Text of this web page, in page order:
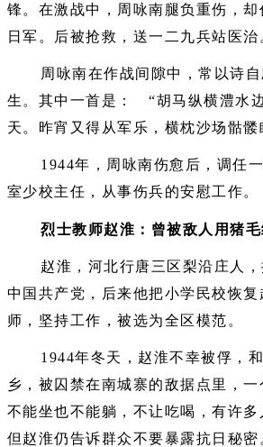
锋。在激战中，周咏南腿负重伤，
日军。后被抢救，送一二九兵站医治
周咏南在作战间隙中，常以诗
生。其中一首是： “胡马纵横澧水
天。昨宵又得从军乐，横枕沙场骷髅
1944年，周咏南伤愈后，调任
室少校主任，从事伤兵的安慰工作。
烈士教师赵淮：曾被敌人用猪
赵淮，河北行唐三区梨沿庄人
中国共产党，后来他把小学民校恢复
师，坚持工作，被选为全区模范。
1944年冬天，赵淮不幸被俘，
乡，被囚禁在南城寨的敌据点里，一
不能坐也不能躺，不让吃喝，有许多
但赵淮仍告诉群众不要暴露抗日秘密